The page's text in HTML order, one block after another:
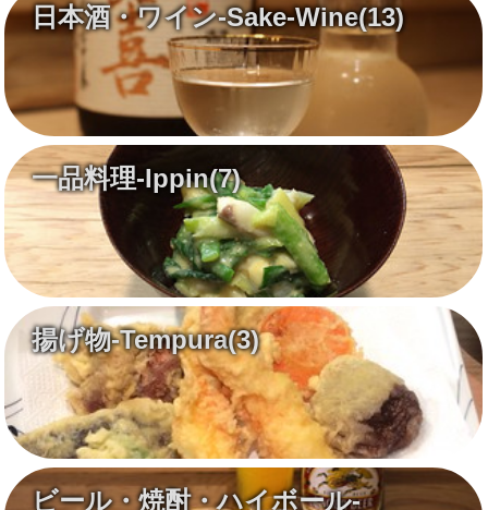
日本酒・ワイン-Sake-Wine(13)
一品料理-Ippin(7)
揚げ物-Tempura(3)
ビール・焼酎・ハイボール-